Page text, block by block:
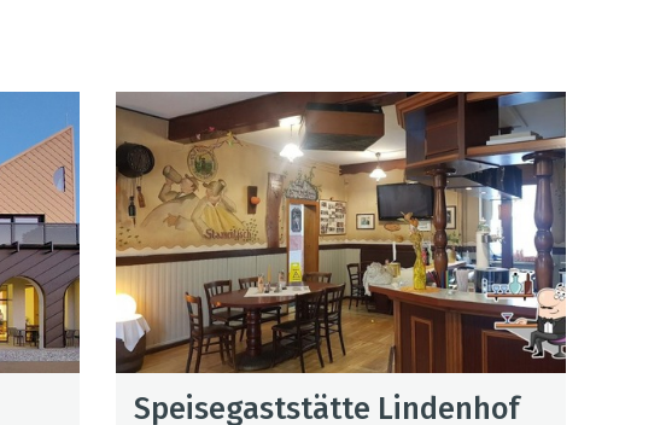
Spei­se­gast­stätte Lin­den­hof